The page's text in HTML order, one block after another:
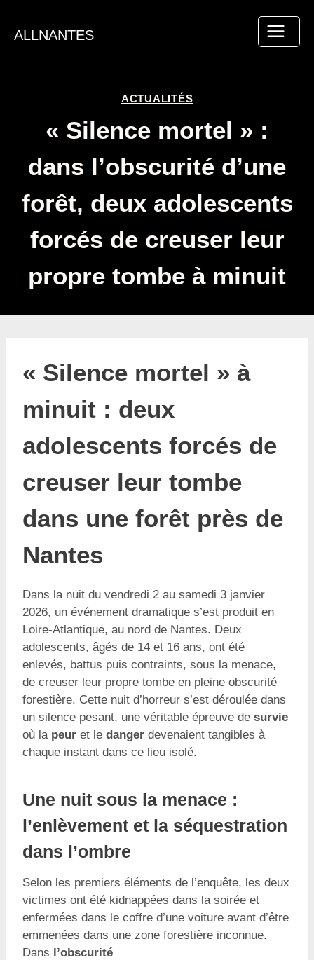
contenu
ALLNANTES
ACTUALITÉS
« Silence mortel » :
dans l’obscurité d’une
forêt, deux adolescents
forcés de creuser leur
propre tombe à minuit
« Silence mortel » à
minuit : deux
adolescents forcés de
creuser leur tombe
dans une forêt près de
Nantes
Dans la nuit du vendredi 2 au samedi 3 janvier
2026, un événement dramatique s’est produit en
Loire-Atlantique, au nord de Nantes. Deux
adolescents, âgés de 14 et 16 ans, ont été
enlevés, battus puis contraints, sous la menace,
de creuser leur propre tombe en pleine obscurité
forestière. Cette nuit d’horreur s’est déroulée dans
un silence pesant, une véritable épreuve de survie
où la peur et le danger devenaient tangibles à
chaque instant dans ce lieu isolé.
Une nuit sous la menace :
l’enlèvement et la séquestration
dans l’ombre
Selon les premiers éléments de l’enquête, les deux
victimes ont été kidnappées dans la soirée et
enfermées dans le coffre d’une voiture avant d’être
emmenées dans une zone forestière inconnue.
Dans l’obscurité